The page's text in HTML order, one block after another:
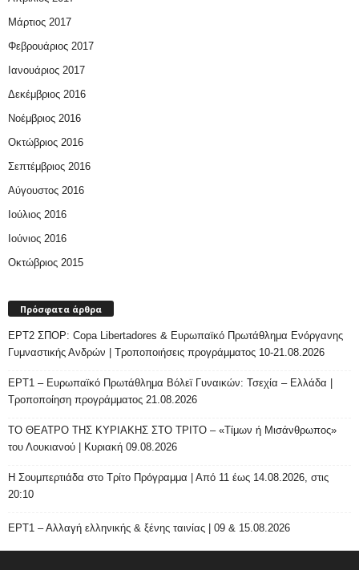
Μάρτιος 2017
Φεβρουάριος 2017
Ιανουάριος 2017
Δεκέμβριος 2016
Νοέμβριος 2016
Οκτώβριος 2016
Σεπτέμβριος 2016
Αύγουστος 2016
Ιούλιος 2016
Ιούνιος 2016
Οκτώβριος 2015
Πρόσφατα άρθρα
ΕΡΤ2 ΣΠΟΡ: Copa Libertadores & Ευρωπαϊκό Πρωτάθλημα Ενόργανης
Γυμναστικής Ανδρών | Τροποποιήσεις προγράμματος 10-21.08.2026
ΕΡΤ1 – Ευρωπαϊκό Πρωτάθλημα Βόλεϊ Γυναικών: Τσεχία – Ελλάδα |
Τροποποίηση προγράμματος 21.08.2026
ΤΟ ΘΕΑΤΡΟ ΤΗΣ ΚΥΡΙΑΚΗΣ ΣΤΟ ΤΡΙΤΟ – «Τίμων ή Μισάνθρωπος»
του Λουκιανού | Κυριακή 09.08.2026
H Σουμπερτιάδα στο Τρίτο Πρόγραμμα | Από 11 έως 14.08.2026, στις
20:10
ΕΡΤ1 – Αλλαγή ελληνικής & ξένης ταινίας | 09 & 15.08.2026